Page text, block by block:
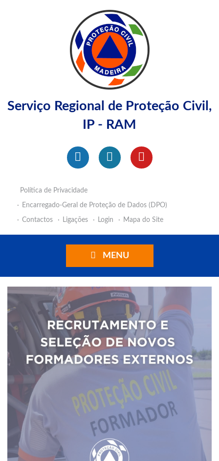
Serviço Regional de Proteção Civil,
IP - RAM
Política de Privacidade
Encarregado-Geral de Proteção de Dados (DPO)
Contactos
Ligações Login Mapa do Site
MENU